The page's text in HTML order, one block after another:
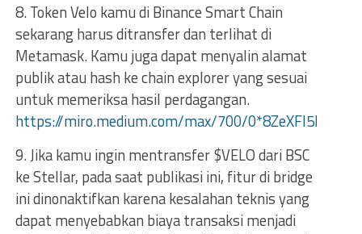
8. Token Velo kamu di Binance Smart Chain
sekarang harus ditransfer dan terlihat di
Metamask. Kamu juga dapat menyalin alamat
publik atau hash ke chain explorer yang sesuai
untuk memeriksa hasil perdagangan.
https://miro.medium.com/max/700/
9. Jika kamu ingin mentransfer $VELO dari BSC
ke Stellar, pada saat publikasi ini, fitur di bridge
ini dinonaktifkan karena kesalahan teknis yang
dapat menyebabkan biaya transaksi menjadi